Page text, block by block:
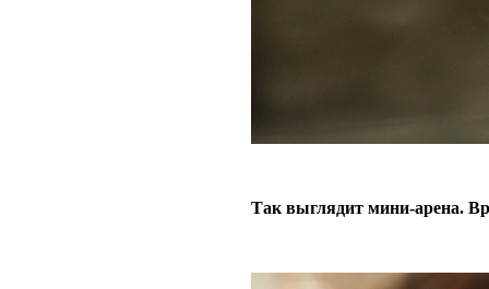
Так выглядит мини-арена.